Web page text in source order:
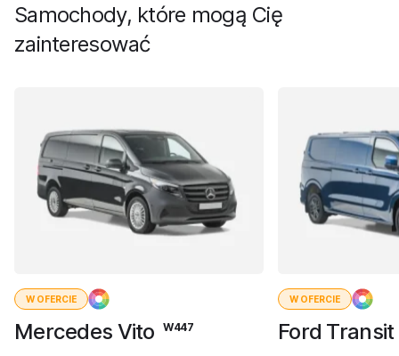
Samochody, które mogą Cię
zainteresować
W OFERCIE
Mercedes Vito W447
W OFERCIE
Ford